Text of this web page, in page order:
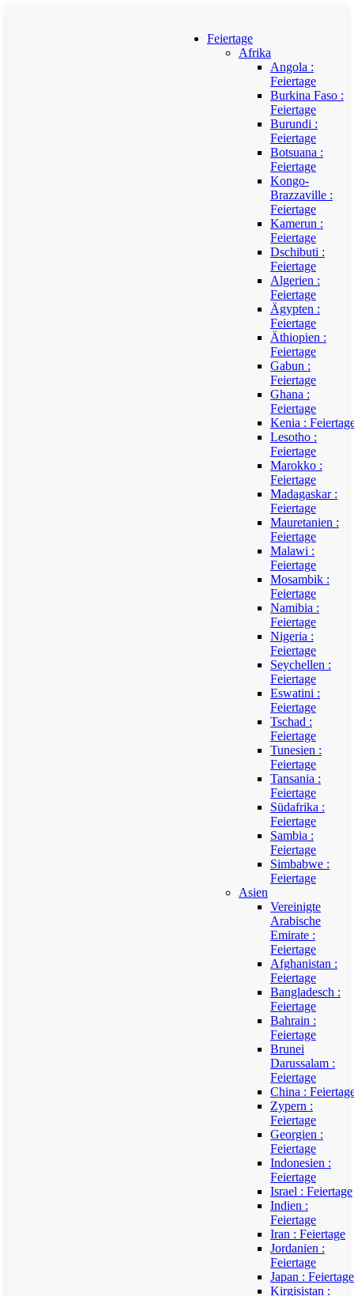
Feiertage
Afrika
Angola :
Feiertage
Burkina Faso :
Feiertage
Burundi :
Feiertage
Botsuana :
Feiertage
Kongo-
Brazzaville :
Feiertage
Kamerun :
Feiertage
Dschibuti :
Feiertage
Algerien :
Feiertage
Ägypten :
Feiertage
Äthiopien :
Feiertage
Gabun :
Feiertage
Ghana :
Feiertage
Kenia :
Lesotho :
Feiertage
Marokko :
Feiertage
Madagaskar :
Feiertage
Mauretanien :
Feiertage
Malawi :
Feiertage
Mosambik :
Feiertage
Namibia :
Feiertage
Nigeria :
Feiertage
Seychellen :
Feiertage
Eswatini :
Feiertage
Tschad :
Feiertage
Tunesien :
Feiertage
Tansania :
Feiertage
Südafrika :
Feiertage
Sambia :
Feiertage
Simbabwe :
Feiertage
Asien
Vereinigte
Arabische
Emirate :
Feiertage
Afghanistan :
Feiertage
Bangladesch :
Feiertage
Bahrain :
Feiertage
Brunei
Darussalam :
Feiertage
China :
Zypern :
Feiertage
Georgien :
Feiertage
Indonesien :
Feiertage
Israel : Feiertage
Indien :
Feiertage
Iran : Feiertage
Jordanien :
Feiertage
Japan : Feiertage
Kirgisistan :